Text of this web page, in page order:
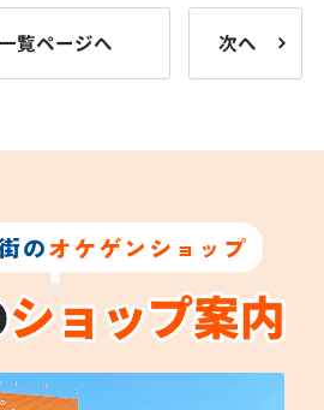
覧ページへ 次へ
のオケゲンショップ